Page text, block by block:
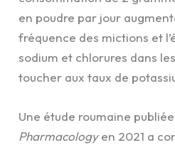
en poudre par jour
fréquence des mictions et
sodium et chlorures dans
toucher aux taux de
Une étude roumaine
Pharmacologyen 2021 a